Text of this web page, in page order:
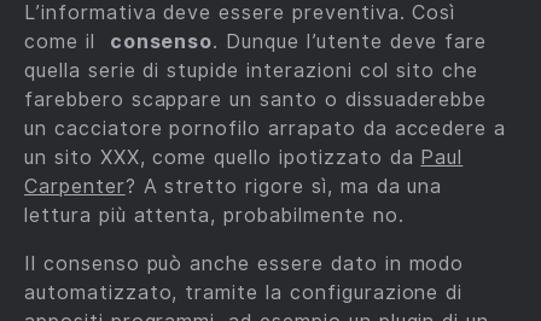
L’informativa deve essere preventiva. Così
come il consenso. Dunque l’utente deve fare
quella serie di stupide interazioni col sito che
farebbero scappare un santo o dissuaderebbe
un cacciatore pornofilo arrapato da accedere a
un sito XXX, come quello ipotizzato da Paul
Carpenter? A stretto rigore sì, ma da una
lettura più attenta, probabilmente no.
Il consenso può anche essere dato in modo
automatizzato, tramite la configurazione di